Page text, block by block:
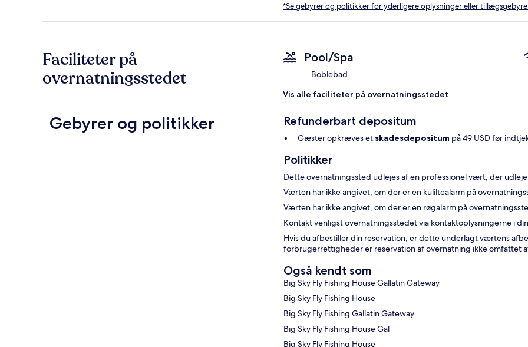
*Se gebyrer og politikker for yderligere oplysninger eller
Faciliteter på
overnatningsstedet
Pool/Spa
Boblebad
Vis alle faciliteter på overnatningsstedet
Gebyrer og politikker Refunderbart depositum
Gæster opkræves et skadesdepositum på 49 USD før
Politikker
Dette overnatningssted udlejes af en professionel vært, der
Værten har ikke angivet, om der er en kuliltealarm på
Værten har ikke angivet, om der er en røgalarm på
Kontakt venligst overnatningsstedet via kontaktoplysningerne i
Hvis du afbestiller din reservation, er dette underlagt værtens
forbrugerrettigheder er reservation af overnatning ikke omfattet
Også kendt som
Big Sky Fly Fishing House Gallatin Gateway
Big Sky Fly Fishing House
Big Sky Fly Fishing Gallatin Gateway
Big Sky Fly Fishing House Gal
Big Sky Fly Fishing House